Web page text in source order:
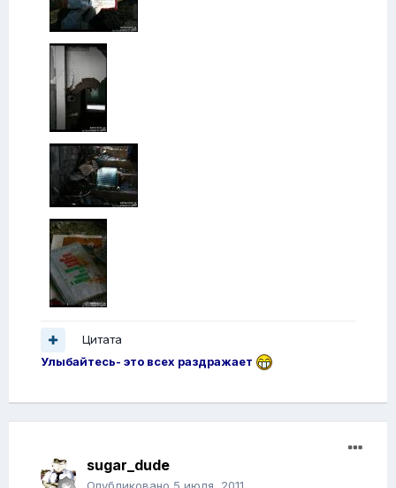
Цитата
Улыбайтесь- это всех раздражает
sugar_dude